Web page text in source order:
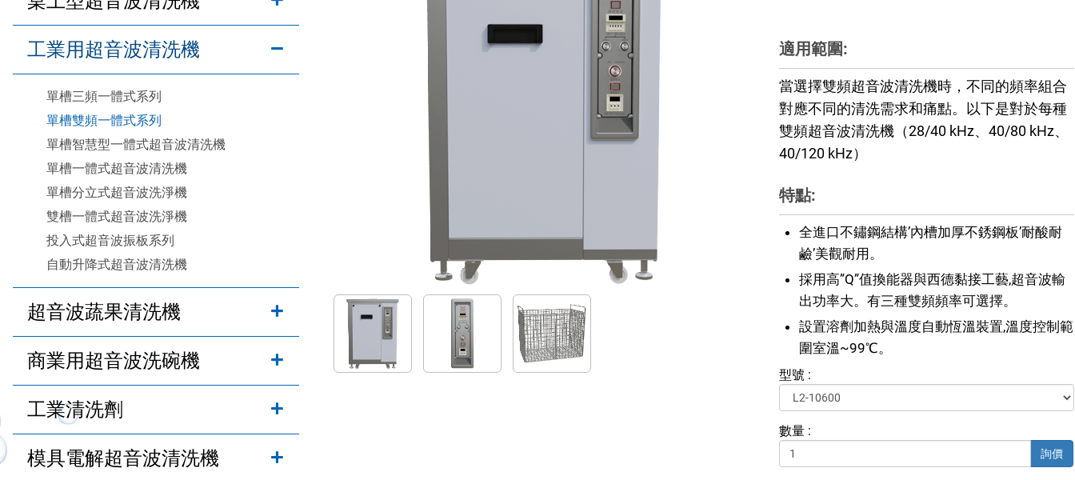
工業用超音波清洗機
單槽三頻一體式系列
單槽雙頻一體式系列
單槽智慧型一體式超音波清洗機
單槽一體式超音波清洗機
單槽分立式超音波洗淨機
雙槽一體式超音波洗淨機
投入式超音波振板系列
自動升降式超音波清洗機
超音波蔬果清洗機
商業用超音波洗碗機
工業清洗劑
模具電解超音波清洗機
適用範圍:
當選擇雙頻超音波清洗機時，不同的頻率組合
對應不同的清洗需求和痛點。以下是對於每種
雙頻超音波清洗機（28/40 kHz、40/80 kHz、
40/120 kHz）
特點:
全進口不鏽鋼結構’內槽加厚不銹鋼板’耐酸耐
鹼’美觀耐用。
採用高”Q”值換能器與西德黏接工藝,超音波輸
出功率大。有三種雙頻頻率可選擇。
設置溶劑加熱與溫度自動恆溫裝置,溫度控制範
圍室溫~99℃。
型號 :
數量 :
詢價